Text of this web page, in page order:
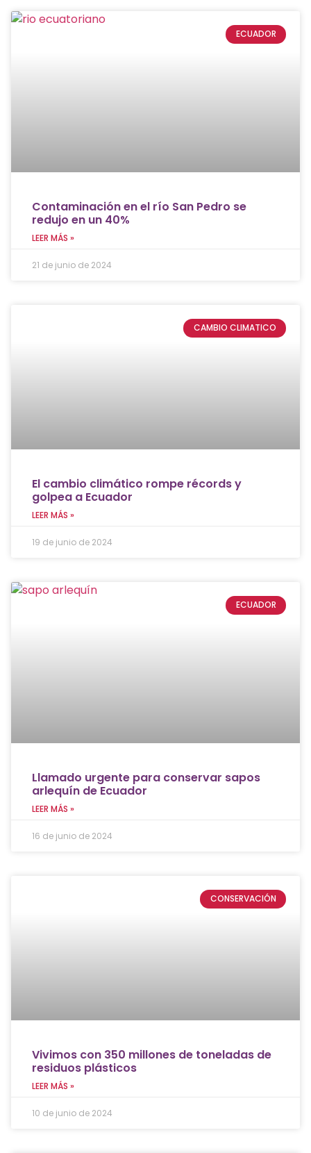
ECUADOR
Contaminación en el río San Pedro se
redujo en un 40%
LEER MÁS »
21 de junio de 2024
CAMBIO CLIMATICO
El cambio climático rompe récords y
golpea a Ecuador
LEER MÁS »
19 de junio de 2024
ECUADOR
Llamado urgente para conservar sapos
arlequín de Ecuador
LEER MÁS »
16 de junio de 2024
CONSERVACIÓN
Vivimos con 350 millones de toneladas de
residuos plásticos
LEER MÁS »
10 de junio de 2024